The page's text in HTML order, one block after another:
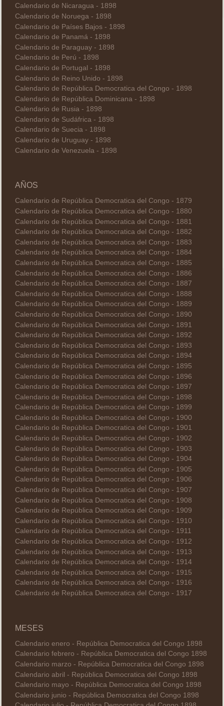
Calendario de Nicaragua - 1898
Calendario de Noruega - 1898
Calendario de Países Bajos - 1898
Calendario de Panamá - 1898
Calendario de Paraguay - 1898
Calendario de Perú - 1898
Calendario de Portugal - 1898
Calendario de Reino Unido - 1898
Calendario de República Democratica del Congo - 1898
Calendario de República Dominicana - 1898
Calendario de Rusia - 1898
Calendario de Sudáfrica - 1898
Calendario de Suecia - 1898
Calendario de Uruguay - 1898
Calendario de Venezuela - 1898
AÑOS
Calendario de República Democratica del Congo - 1879
Calendario de República Democratica del Congo - 1880
Calendario de República Democratica del Congo - 1881
Calendario de República Democratica del Congo - 1882
Calendario de República Democratica del Congo - 1883
Calendario de República Democratica del Congo - 1884
Calendario de República Democratica del Congo - 1885
Calendario de República Democratica del Congo - 1886
Calendario de República Democratica del Congo - 1887
Calendario de República Democratica del Congo - 1888
Calendario de República Democratica del Congo - 1889
Calendario de República Democratica del Congo - 1890
Calendario de República Democratica del Congo - 1891
Calendario de República Democratica del Congo - 1892
Calendario de República Democratica del Congo - 1893
Calendario de República Democratica del Congo - 1894
Calendario de República Democratica del Congo - 1895
Calendario de República Democratica del Congo - 1896
Calendario de República Democratica del Congo - 1897
Calendario de República Democratica del Congo - 1898
Calendario de República Democratica del Congo - 1899
Calendario de República Democratica del Congo - 1900
Calendario de República Democratica del Congo - 1901
Calendario de República Democratica del Congo - 1902
Calendario de República Democratica del Congo - 1903
Calendario de República Democratica del Congo - 1904
Calendario de República Democratica del Congo - 1905
Calendario de República Democratica del Congo - 1906
Calendario de República Democratica del Congo - 1907
Calendario de República Democratica del Congo - 1908
Calendario de República Democratica del Congo - 1909
Calendario de República Democratica del Congo - 1910
Calendario de República Democratica del Congo - 1911
Calendario de República Democratica del Congo - 1912
Calendario de República Democratica del Congo - 1913
Calendario de República Democratica del Congo - 1914
Calendario de República Democratica del Congo - 1915
Calendario de República Democratica del Congo - 1916
Calendario de República Democratica del Congo - 1917
MESES
Calendario enero - República Democratica del Congo 1898
Calendario febrero - República Democratica del Congo 1898
Calendario marzo - República Democratica del Congo 1898
Calendario abril - República Democratica del Congo 1898
Calendario mayo - República Democratica del Congo 1898
Calendario junio - República Democratica del Congo 1898